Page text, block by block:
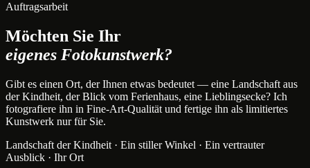
Auftragsarbeit
Möchten Sie Ihr
eigenes Fotokunstwerk?
Gibt es einen Ort, der Ihnen etwas bedeutet — eine Landschaft aus
der Kindheit, der Blick vom Ferienhaus, eine Lieblingsecke? Ich
fotografiere ihn in Fine-Art-Qualität und fertige ihn als limitiertes
Kunstwerk nur für Sie.
Landschaft der Kindheit · Ein stiller Winkel · Ein vertrauter
Ausblick · Ihr Ort